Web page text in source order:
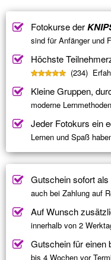
Fotokurse der
sind für Anfänger und
Höchste
(234)
Kleine Gruppen,
moderne
Jeder Fotokurs ein
Lernen und Spaß
Gutschein sofort
auch bei Zahlung auf
Auf Wunsch
innerhalb von 2
Gutschein für einen
bis 4 Wochen vor